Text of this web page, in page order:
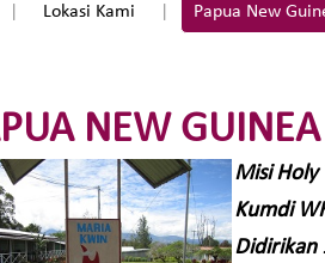
Lokasi Kami Papua New
NEW GUINEA
Misi Holy
Kumdi
Didirikan